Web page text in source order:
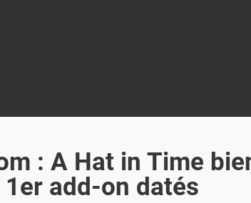
: A Hat in Time
1er add-on datés